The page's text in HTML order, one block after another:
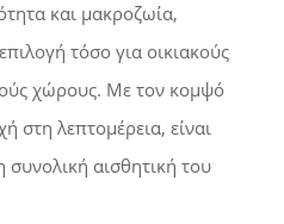
και μακροζωία,
τόσο για οικιακούς
χώρους. Με τον κομψό
στη λεπτομέρεια, είναι
συνολική αισθητική του